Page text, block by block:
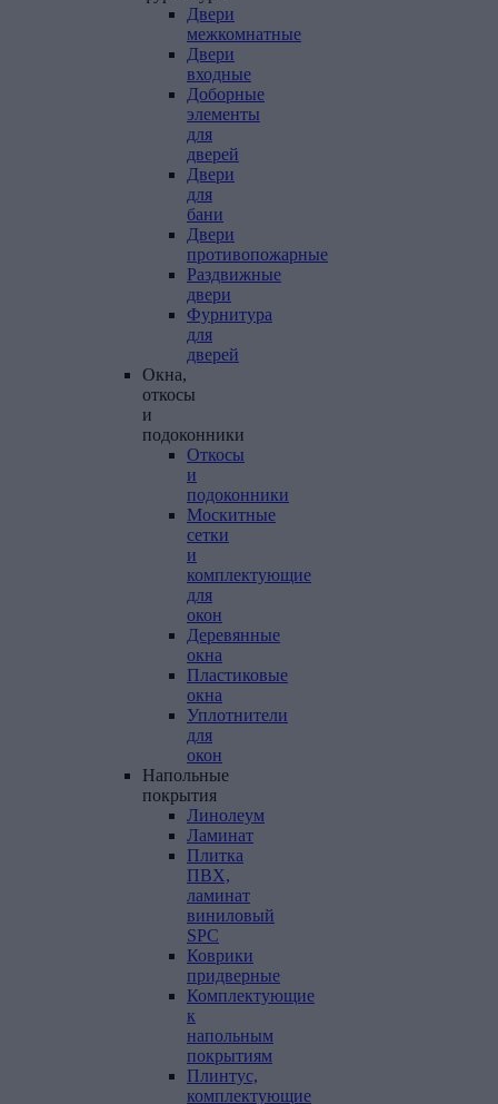
Двери
межкомнатные
Двери
входные
Доборные
элементы
для
дверей
Двери
для
бани
Двери
противопожарные
Раздвижные
двери
Фурнитура
для
дверей
Окна,
откосы
и
подоконники
Откосы
и
подоконники
Москитные
сетки
и
комплектующие
для
окон
Деревянные
окна
Пластиковые
окна
Уплотнители
для
окон
Напольные
покрытия
Линолеум
Ламинат
Плитка
ПВХ,
ламинат
виниловый
SPC
Коврики
придверные
Комплектующие
к
напольным
покрытиям
Плинтус,
комплектующие